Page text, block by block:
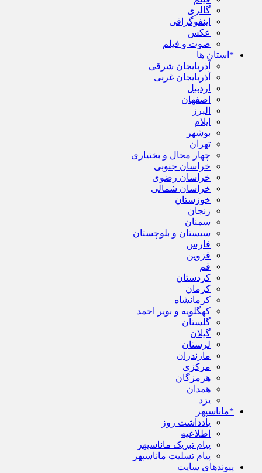
گالری
اینفوگرافی
عکس
صوت و فیلم
*استان ها
آذربایجان شرقی
آذربایجان غربی
اردبیل
اصفهان
البرز
ایلام
بوشهر
تهران
چهار محال و بختیاری
خراسان جنوبی
خراسان رضوی
خراسان شمالی
خوزستان
زنجان
سمنان
سیستان و بلوچستان
فارس
قزوین
قم
کردستان
کرمان
کرمانشاه
کهگلویه و بویر احمد
گلستان
گیلان
لرستان
مازندران
مرکزی
هرمزگان
همدان
یزد
*ماناسپهر
یادداشت روز
اطلاعیه
پیام تبریک ماناسپهر
پیام تسلیت ماناسپهر
پیوندهای سایت